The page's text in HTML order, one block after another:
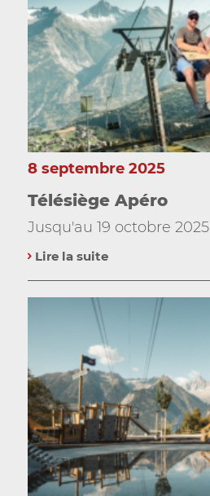
Télésiège Apéro
8 septembre 2025
Jusqu'au 19 octobre 2025
Lire la suite